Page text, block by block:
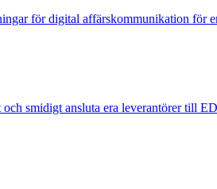
för digital affärskommunikation för
och smidigt ansluta era leverantörer till